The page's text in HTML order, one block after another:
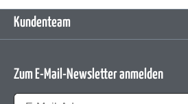
Kundenteam
Zum E-Mail-Newsletter anmelden